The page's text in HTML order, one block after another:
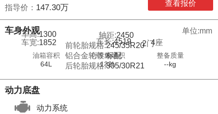
指导价： 147.30万 查看报价
车身外观
单位:mm
车长:4519
车宽:1852 4座
2门
车高:1300 轴距:2450
前轮胎规格:245/35R20
铝合金轮毂:标配
后轮胎规格:305/30R21
油箱容积
64L
行李舱容积
132L
整备质量
--kg
动力底盘
动力系统